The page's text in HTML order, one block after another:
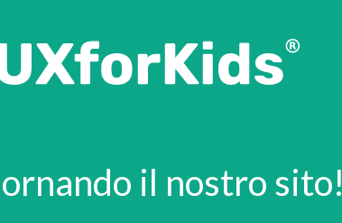
il nostro sito!